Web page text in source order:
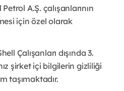
A.Ş. çalışanlarının
için özel olarak
Çalışanları dışında 3.
şirket içi bilgilerin gizliliği
taşımaktadır.